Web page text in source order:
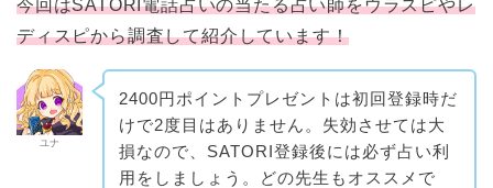
今回はSATORI電話占いの当たる占い師をウラスピやレ
ディスピから調査して紹介しています！
ユナ
2400円ポイントプレゼントは初回登録時だ
けで2度目はありません。失効させては大
損なので、SATORI登録後には必ず占い利
用をしましょう。どの先生もオススメで